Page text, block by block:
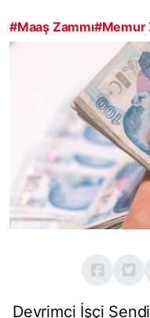
#Maaş Zammı#Memur
Devrimci İşçi